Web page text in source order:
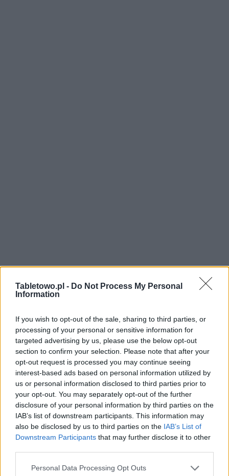
Tabletowo.pl - Do Not Process My Personal
Information
If you wish to opt-out of the sale, sharing to third parties, or
processing of your personal or sensitive information for
targeted advertising by us, please use the below opt-out
section to confirm your selection. Please note that after your
opt-out request is processed you may continue seeing
interest-based ads based on personal information utilized by
us or personal information disclosed to third parties prior to
your opt-out. You may separately opt-out of the further
disclosure of your personal information by third parties on the
IAB’s list of downstream participants. This information may
also be disclosed by us to third parties on the IAB’s List of
Downstream Participants that may further disclose it to other
Please note that this website/app uses one or more Google
Personal Data Processing Opt Outs